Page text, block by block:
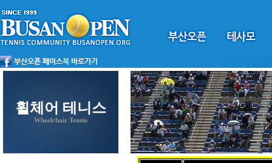
휠체어 테니스
Wheelchair Tennis